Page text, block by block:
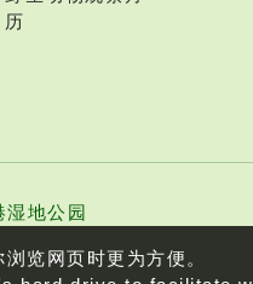
历
地公园
览网页时更为方便。